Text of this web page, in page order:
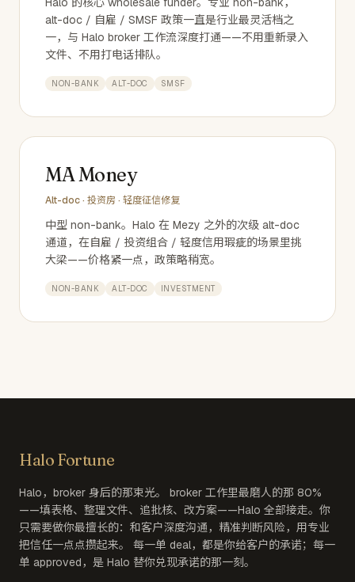
alt-doc / 自雇 / SMSF 政策一直是行业最灵活档之
一，与 Halo broker 工作流深度打通——不用重新录入
文件、不用打电话排队。
NON-BANK ALT-DOC SMSF
MA Money
Alt-doc · 投资房 · 轻度征信修复
中型 non-bank。Halo 在 Mezy 之外的次级 alt-doc
通道，在自雇 / 投资组合 / 轻度信用瑕疵的场景里挑
大梁——价格紧一点，政策略稍宽。
NON-BANK ALT-DOC INVESTMENT
Halo Fortune
Halo，broker 身后的那束光。 broker 工作里最磨人的那 80%
——填表格、整理文件、追批核、改方案——Halo 全部接走。你
只需要做你最擅长的：和客户深度沟通，精准判断风险，用专业
把信任一点点攒起来。 每一单 deal，都是你给客户的承诺；每一
单 approved，是 Halo 替你兑现承诺的那一刻。